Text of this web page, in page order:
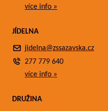
více info »
JÍDELNA
jidelna@zssazavska.cz
277 779 640
více info »
DRUŽINA